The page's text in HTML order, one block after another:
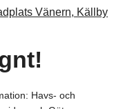
Vänern, Källby
Havs- och